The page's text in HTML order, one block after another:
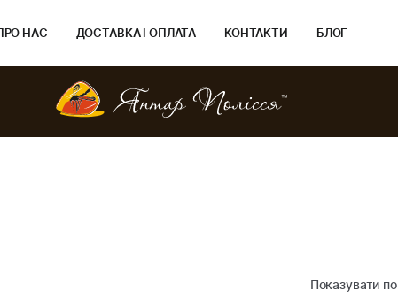
ПРО НАС ДОСТАВКА І ОПЛАТА КОНТАКТИ БЛОГ
Показувати по